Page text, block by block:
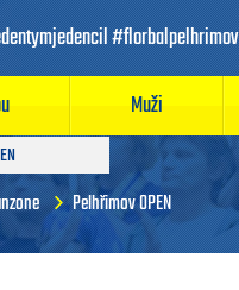
#florbalpelhrimov
Muži
Pelhřimov OPEN